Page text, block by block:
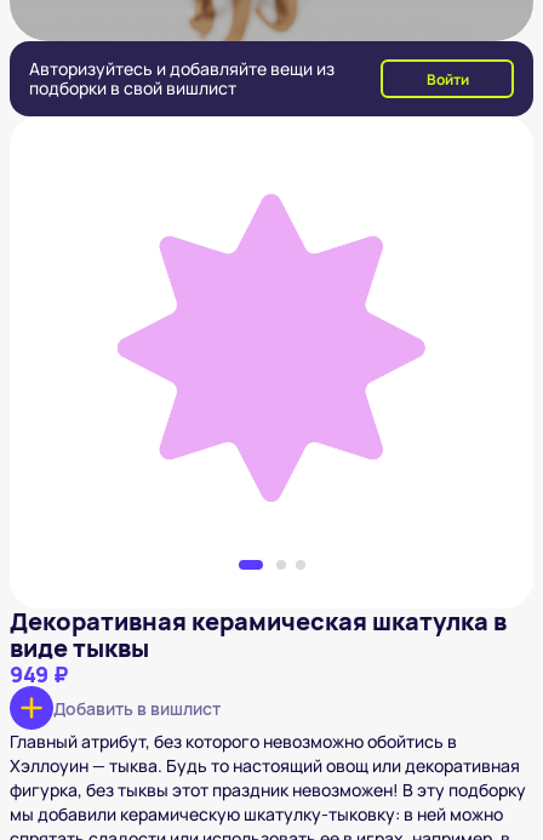
Авторизуйтесь и добавляйте вещи из
подборки в свой вишлист
Войти
Декоративная керамическая шкатулка в виде
Декоративная керамическая шкатулка в
виде тыквы
949 ₽
Добавить в вишлист
Главный атрибут, без которого невозможно обойтись в
Хэллоуин — тыква. Будь то настоящий овощ или декоративная
фигурка, без тыквы этот праздник невозможен! В эту подборку
мы добавили керамическую шкатулку-тыковку: в ней можно